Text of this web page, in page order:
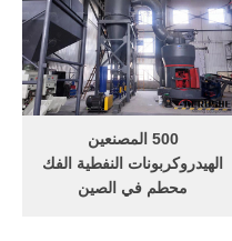
الفك الهند . تصنيع الرمل .
مطحنة زينث في الهند . تصنيع
كسارة باركر . 2014 لدينا .
أعرف أكثر ...
500 المصنعين
الهيدروكربونات النفطية الفك
محطم في الصين